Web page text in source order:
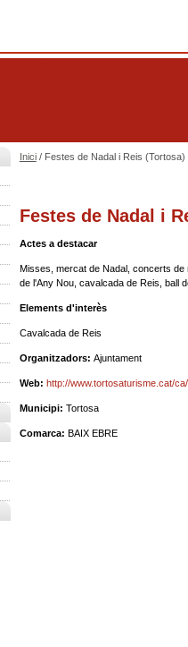
Inici/ Festes de Nadal i Reis (Tortosa)
Festes de Nadal i
Actes a destacar
Misses, mercat de Nadal, concerts
de l'Any Nou, cavalcada de Reis, ball
Elements d'interès
Cavalcada de Reis
Organitzadors: Ajuntament
Web: http://www.tortosaturisme.cat/ca/
Municipi: Tortosa
Comarca: BAIX EBRE